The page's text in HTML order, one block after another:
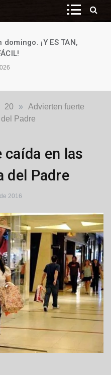
¡Y ES TAN,
20 »
Advierten fuerte
Padre
en las
del Padre
2016